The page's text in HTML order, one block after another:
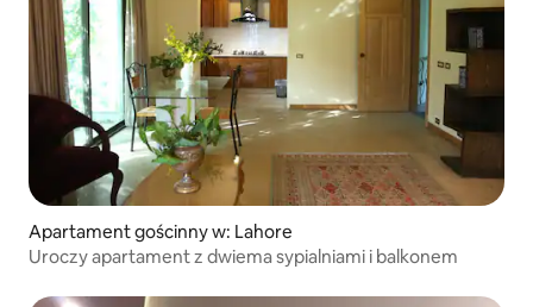
Apartament gościnny w: Lahore
Uroczy apartament z dwiema sypialniami i balkonem